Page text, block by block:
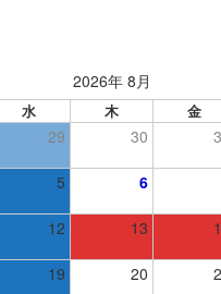
2026年 8月
水 木 金
29 30
5 6
12 13
19 20